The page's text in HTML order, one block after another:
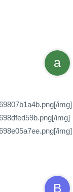
img]
img]
img]